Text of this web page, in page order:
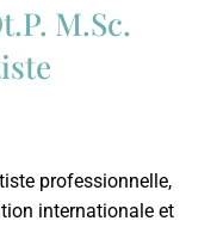
M.Sc.
professionnelle,
internationale et